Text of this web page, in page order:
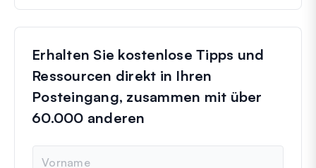
Erhalten Sie kostenlose Tipps und
Ressourcen direkt in Ihren
Posteingang, zusammen mit über
60.000 anderen